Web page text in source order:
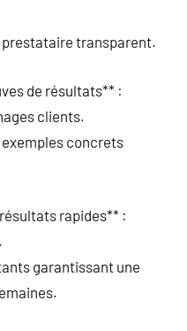
prestataire transparent.
de résultats** :
clients.
concrets
rapides** :
garantissant une